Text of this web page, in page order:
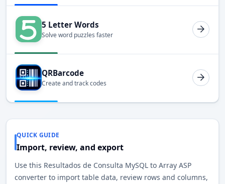
5 Letter Words
Solve word puzzles faster
QRBarcode
Create and track codes
QUICK GUIDE
Import, review, and export
Use this Resultados de Consulta MySQL to Array ASP
converter to import table data, review rows and columns,